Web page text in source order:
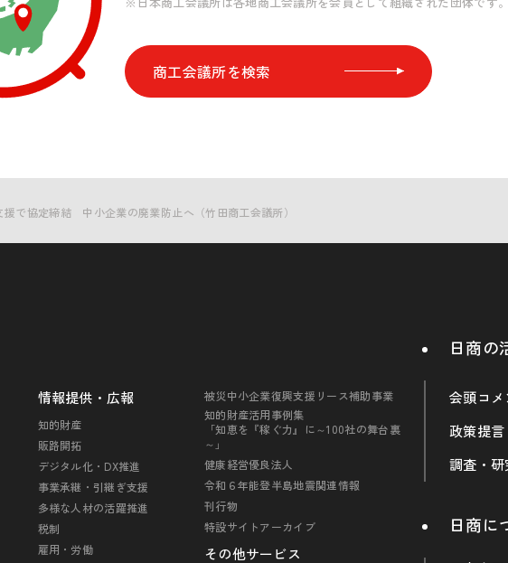
商工会議所を検索
援で協定締結 中小企業の廃業防止へ（竹田商工会議所）
情報提供・広報
知的財産
販路開拓
デジタル化・DX推進
事業承継・引継ぎ支援
多様な人材の活躍推進
税制
雇用・労働
被災中小企業復興支援リース補助事業
知的財産活用事例集
「知恵を『稼ぐ力』に～100社の舞台裏
～」
健康経営優良法人
令和６年能登半島地震関連情報
刊行物
特設サイトアーカイブ
その他サービス
日商の
会頭コメ
政策提言
調査・研
日商に